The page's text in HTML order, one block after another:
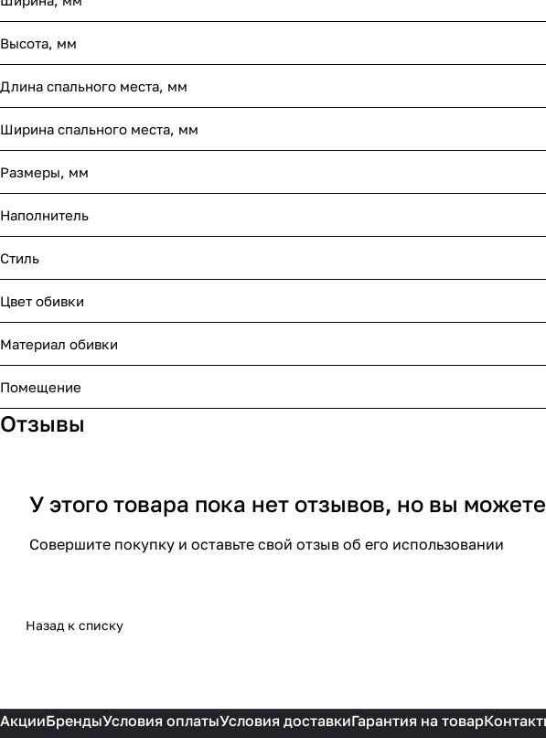
Высота, мм
Длина спального места, мм
Ширина спального места, мм
Размеры, мм
Наполнитель
Стиль
Цвет обивки
Материал обивки
Помещение
Отзывы
У этого товара пока нет отзывов, но вы
Совершите покупку и оставьте свой отзыв об его использовании
Назад к списку
АкцииБрендыУсловия оплатыУсловия доставкиГарантия на товар